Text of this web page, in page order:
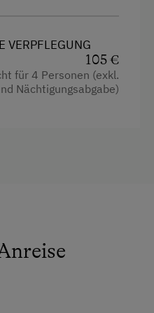
VERPFLEGUNG
105 €
für 4 Personen (exkl.
Nächtigungsabgabe)